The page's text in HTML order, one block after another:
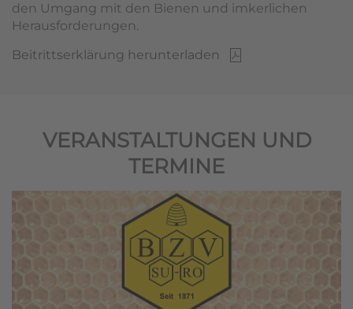
den Umgang mit den Bienen und imkerlichen
Herausforderungen.
Beitrittserklärung herunterladen
VERANSTALTUNGEN UND
TERMINE